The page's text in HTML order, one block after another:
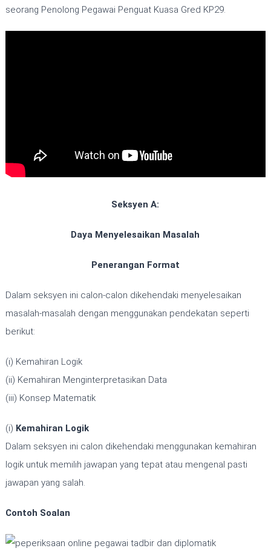
seorang Penolong Pegawai Penguat Kuasa Gred KP29.
Seksyen A:
Daya Menyelesaikan Masalah
Penerangan Format
Dalam seksyen ini calon-calon dikehendaki menyelesaikan
masalah-masalah dengan menggunakan pendekatan seperti
berikut:
(i) Kemahiran Logik
(ii) Kemahiran Menginterpretasikan Data
(iii) Konsep Matematik
(i) Kemahiran Logik
Dalam seksyen ini calon dikehendaki menggunakan kemahiran
logik untuk memilih jawapan yang tepat atau mengenal pasti
jawapan yang salah.
Contoh Soalan